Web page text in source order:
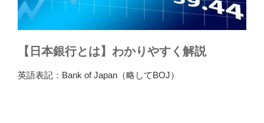
【日本銀行とは】わかりやすく解説
英語表記：Bank of Japan（略してBOJ）